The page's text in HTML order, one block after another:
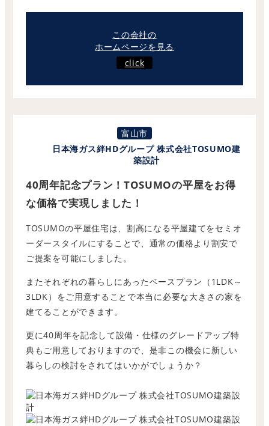
この会社の
ホームページを見る
click
富山市
日本海ガス絆HDグループ 株式会社TOSUMO建
築設計
40周年記念プラン！TOSUMOの平屋をお得
な価格で実現しました！
TOSUMOの平屋住宅は、割高になる平屋建てをセミオ
ーダースタイルにすることで、通常の価格より割安で
ご提案を可能にしました。
またそれぞれの暮らしにあったベースプラン（1LDK～
3LDK）をご用意することで本当に必要な大きさの家を
建てることができます。
更に40周年を記念して設備・仕様のグレードアップ特
典もご用意しておりますので、是非この機会に新しい
暮らしの検討をされてはいかがでしょうか？